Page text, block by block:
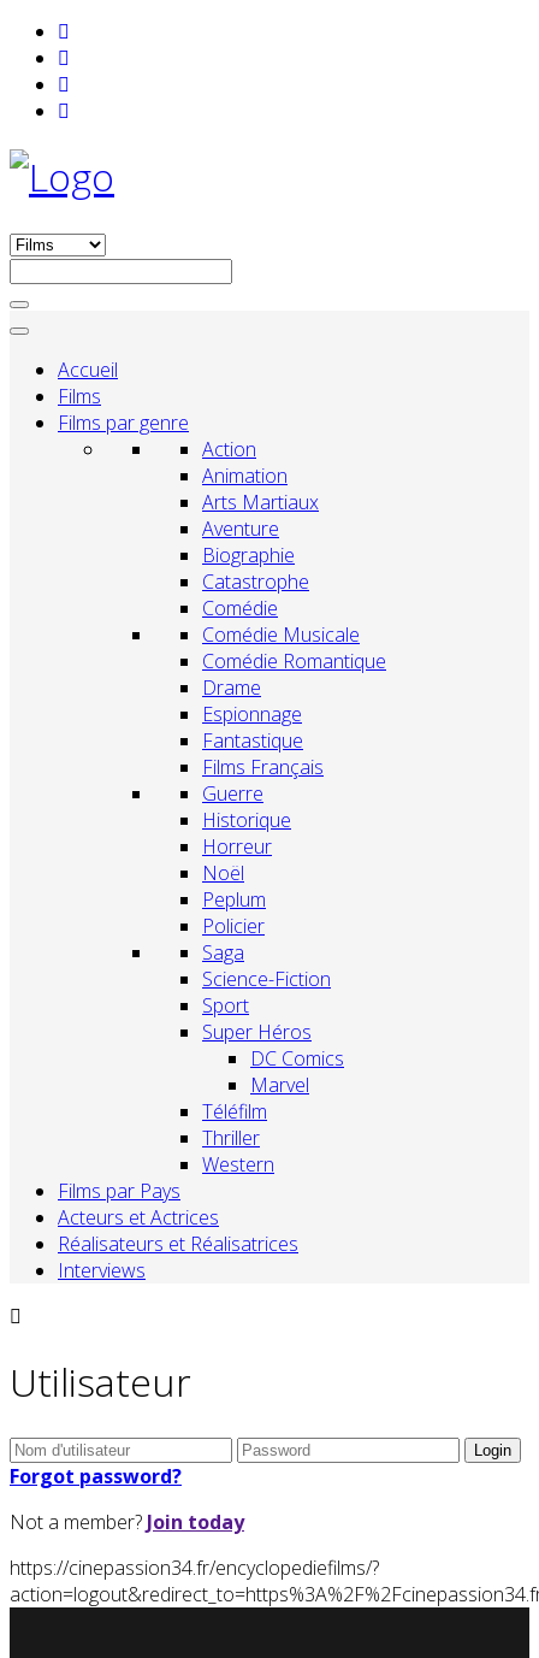
Accueil
Films
Films par genre
Action
Animation
Arts Martiaux
Aventure
Biographie
Catastrophe
Comédie
Comédie Musicale
Comédie Romantique
Drame
Espionnage
Fantastique
Films Français
Guerre
Historique
Horreur
Noël
Peplum
Policier
Saga
Science-Fiction
Sport
Super Héros
DC Comics
Marvel
Téléfilm
Thriller
Western
Films par Pays
Acteurs et Actrices
Réalisateurs et Réalisatrices
Interviews
Utilisateur
Forgot password?
Not a member? Join today
https://cinepassion34.fr/encyclopediefilms/?